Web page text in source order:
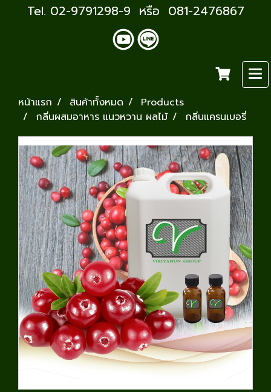
Tel. 02-9791298-9 หรือ 081-2476867
หน้าแรก สินค้าทั้งหมด
Products
กลิ่นผสมอาหาร แนวหวาน ผลไม้
กลิ่นแครนเบอรี่